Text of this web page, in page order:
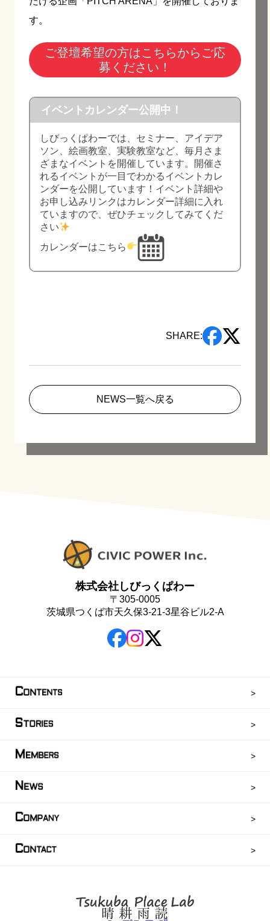
す。
ご登壇希望の方はこちらからご応
募ください！
イベントカレンダー公開中！
しびっくぱわーでは、セミナー、アイデア
ソン、絵画教室、実験教室など、毎月さま
ざまなイベントを開催しています。開催さ
れるイベントが一目でわかるイベントカレ
ンダーを公開しています！イベント詳細や
お申し込みリンクはカレンダー詳細に入れ
ていますので、ぜひチェックしてみてくだ
さい
カレンダーはこちら
SHARE:
NEWS一覧へ戻る
株式会社しびっくぱわー
〒305-0005
茨城県つくば市天久保3-21-3星谷ビル2-A
CONTENTS
STORIES
MEMBERS
N EWS
COMPANY
CONTACT